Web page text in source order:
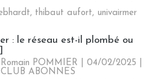
, thibaut aufort, univairmer
: le réseau est-il plombé ou
Romain POMMIER | 04/02/2025
CLUB ABONNES